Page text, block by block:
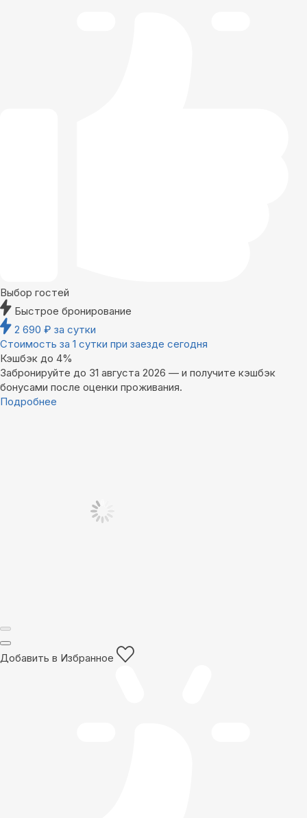
Выбор гостей
Быстрое бронирование
2 690 ₽ за сутки
Стоимость за 1 сутки при заезде сегодня
Кэшбэк до 4%
Забронируйте до 31 августа 2026 — и получите кэшбэк
бонусами после оценки проживания.
Подробнее
Добавить в Избранное